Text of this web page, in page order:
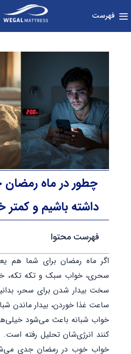
فهرست
چطور در ماه
داشته باشیم و
فهرست محتوا
اگر ماه رمضان برای شما هم
سحری، خواب سبک و تکه ‌تکه،
سخت بیدار شدن برای سحر،
ساعت غذا خوردن، بیدار ماندن
خواب شبانه باعث می‌شود
کنند انرژی‌شان تحلیل رفته
خواب خوب در رمضان جدی